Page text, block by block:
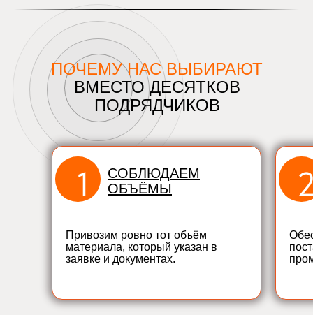
ПОЧЕМУ НАС ВЫБИРАЮТ
ВМЕСТО ДЕСЯТКОВ
ПОДРЯДЧИКОВ
СОБЛЮДАЕМ
ОБЪЁМЫ
Привозим ровно тот объём
материала, который указан в
заявке и документах.
1